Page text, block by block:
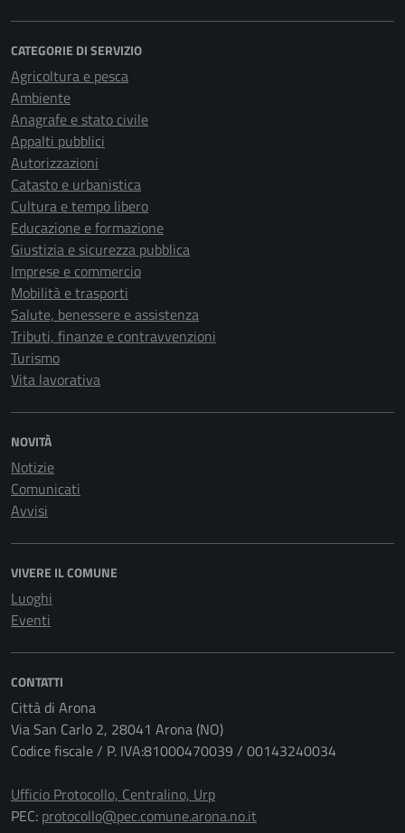
CATEGORIE DI SERVIZIO
Agricoltura e pesca
Ambiente
Anagrafe e stato civile
Appalti pubblici
Autorizzazioni
Catasto e urbanistica
Cultura e tempo libero
Educazione e formazione
Giustizia e sicurezza pubblica
Imprese e commercio
Mobilità e trasporti
Salute, benessere e assistenza
Tributi, finanze e contravvenzioni
Turismo
Vita lavorativa
NOVITÀ
Notizie
Comunicati
Avvisi
VIVERE IL COMUNE
Luoghi
Eventi
CONTATTI
Città di Arona
Via San Carlo 2, 28041 Arona (NO)
Codice fiscale / P. IVA:81000470039 / 00143240034
Ufficio Protocollo, Centralino, Urp
PEC: protocollo@pec.comune.arona.no.it